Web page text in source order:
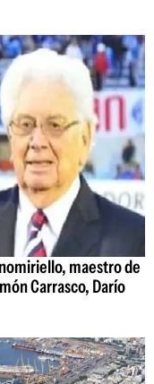
maestro de
Carrasco, Darío